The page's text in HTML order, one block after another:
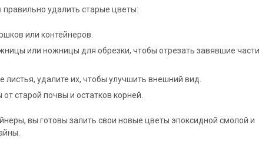
удалить старые цветы:
или контейнеров.
или ножницы для обрезки, чтобы отрезать завявшие части
листья, удалите их, чтобы улучшить внешний вид.
старой почвы и остатков корней.
вы готовы залить свои новые цветы эпоксидной смолой и